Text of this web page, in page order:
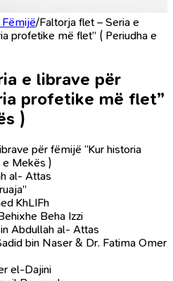
/Faltorja flet – Seria e
profetike më flet” ( Periudha e
e librave për
profetike më flet”
)
për fëmijë “Kur historia
e Mekës )
al- Attas
KhLIFh
Beha Izzi
Abdullah al- Attas
bin Naser & Dr. Fatima Omer
el-Dajini